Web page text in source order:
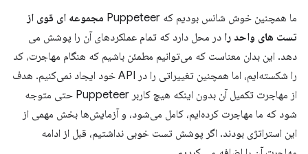
ما همچنین خوش شانس بودیم که Puppeteer
مجموعه ای قوی از
تست های واحد را در محل دارد که تمام عملکردهای آن را پوشش می
دهد. این بدان معناست که می‌توانیم مطمئن باشیم که هنگام مهاجرت، کد
را شکسته‌ایم، اما همچنین تغییراتی را در API خود ایجاد نمی‌کنیم. هدف
از مهاجرت تکمیل آن بدون اینکه هیچ کاربر Puppeteer حتی متوجه
شود که ما مهاجرت کرده‌ایم، کامل می‌شود، و آزمایش‌ها بخش مهمی از
این استراتژی بودند. اگر پوشش تست خوبی نداشتیم، قبل از ادامه